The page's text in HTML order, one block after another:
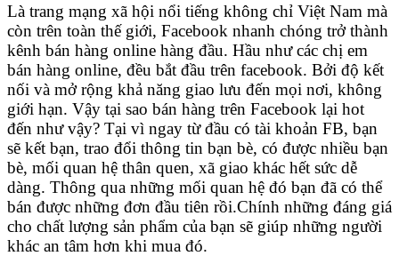
Là trang mạng xã hội nổi tiếng không chỉ Việt Nam mà
còn trên toàn thế giới, Facebook nhanh chóng trở thành
kênh bán hàng online hàng đầu. Hầu như các chị em
bán hàng online, đều bắt đầu trên facebook. Bởi độ kết
nối và mở rộng khả năng giao lưu đến mọi nơi, không
giới hạn. Vậy tại sao bán hàng trên Facebook lại hot
đến như vậy? Tại vì ngay từ đầu có tài khoản FB, bạn
sẽ kết bạn, trao đổi thông tin bạn bè, có được nhiều bạn
bè, mối quan hệ thân quen, xã giao khác hết sức dễ
dàng. Thông qua những mối quan hệ đó bạn đã có thể
bán được những đơn đầu tiên rồi.Chính những đáng giá
cho chất lượng sản phẩm của bạn sẽ giúp những người
khác an tâm hơn khi mua đó.